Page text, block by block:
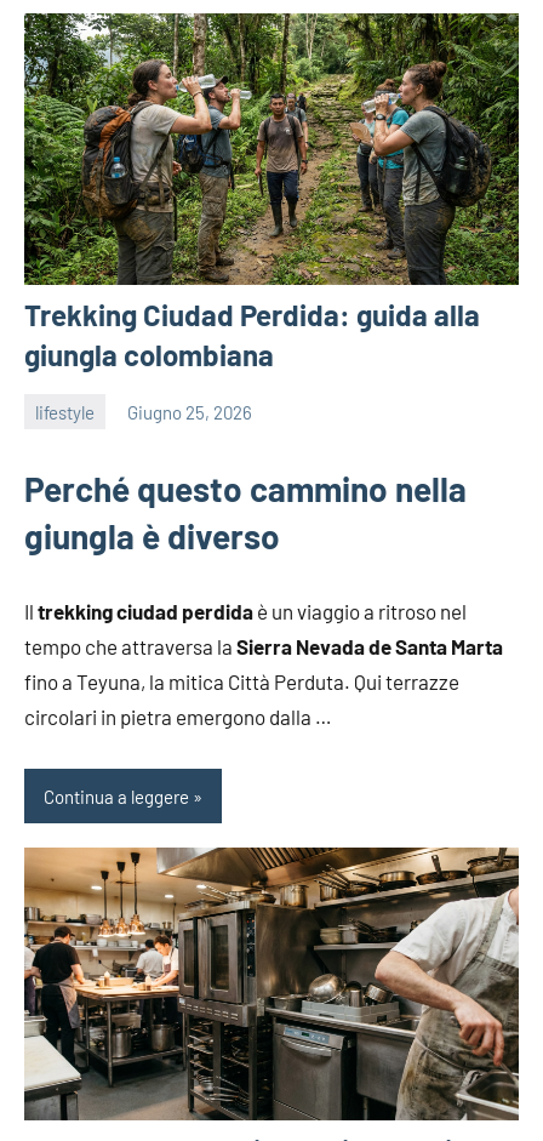
Trekking Ciudad Perdida: guida alla
giungla colombiana
lifestyle Giugno 25, 2026
Perché questo cammino nella
giungla è diverso
Il trekking ciudad perdida è un viaggio a ritroso nel
tempo che attraversa la Sierra Nevada de Santa Marta
fino a Teyuna, la mitica Città Perduta. Qui terrazze
circolari in pietra emergono dalla …
Continua a leggere